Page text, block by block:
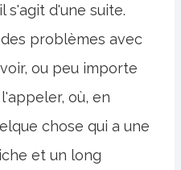
s'agit d'une suite.
problèmes avec
ou peu importe
où, en
chose qui a une
et un long